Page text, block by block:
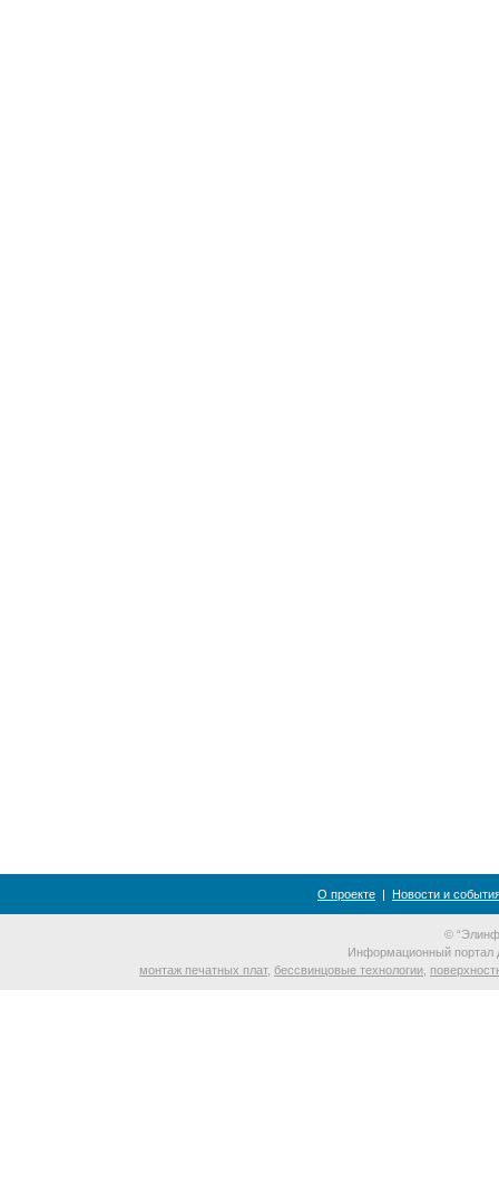
О проекте | Новости и
©
Информационный портал
монтаж печатных плат, бессвинцовые технологии